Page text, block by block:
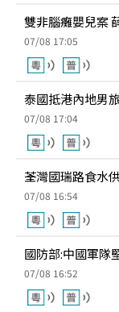
雙非腦癱嬰兒案
07/08 17:05
泰國抵港內地男
07/08 17:04
荃灣國瑞路食水
07/08 16:54
國防部:中國軍隊
07/08 16:52